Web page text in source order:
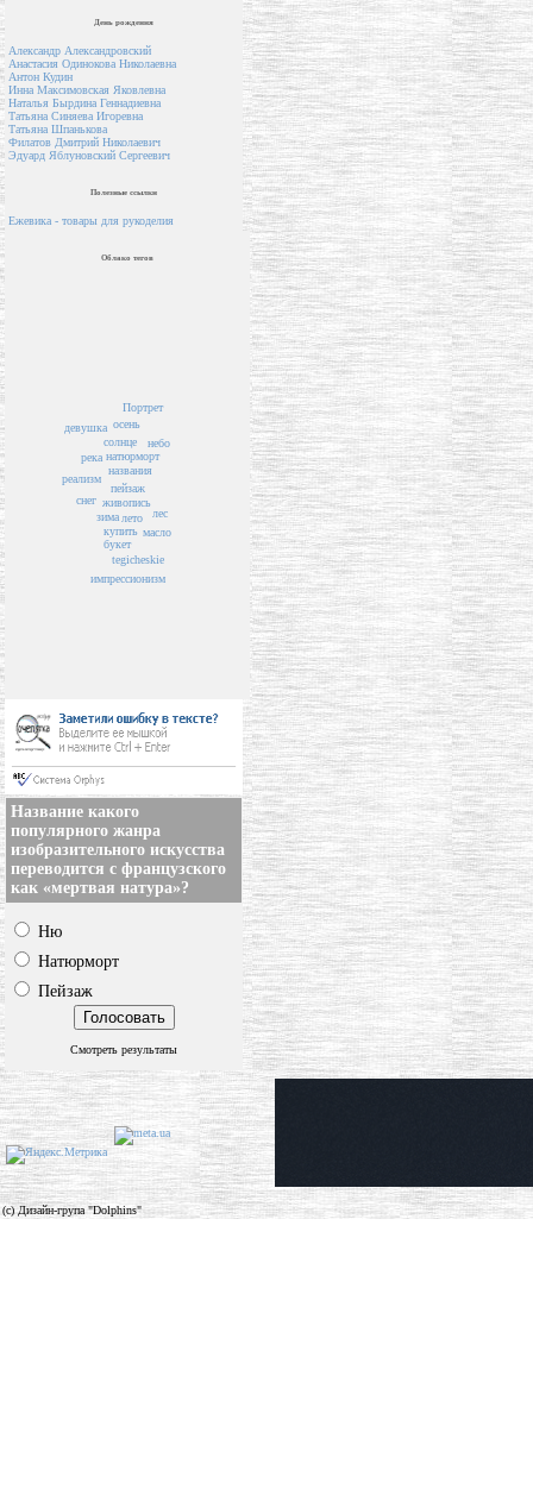
День рождения
Александр Александровский
Анастасия Одинокова Николаевна
Антон Кудин
Инна Максимовская Яковлевна
Наталья Бырдина Геннадиевна
Татьяна Синяева Игоревна
Татьяна Шпанькова
Филатов Дмитрий Николаевич
Эдуард Яблуновский Сергеевич
Полезные ссылки
Ежевика - товары для рукоделия
Облако тегов
пейзаж
названия
живопись
лето
натюрморт
купить
солнце
лес
зима
осень
букет
масло
река
снег
tegicheskie
реализм
небо
импрессионизм
Портрет
девушка
Название какого
популярного жанра
изобразительного искусства
переводится с французского
как «мертвая натура»?
Ню
Натюрморт
Пейзаж
Смотреть результаты
(c) Дизайн-група "Dolphins"